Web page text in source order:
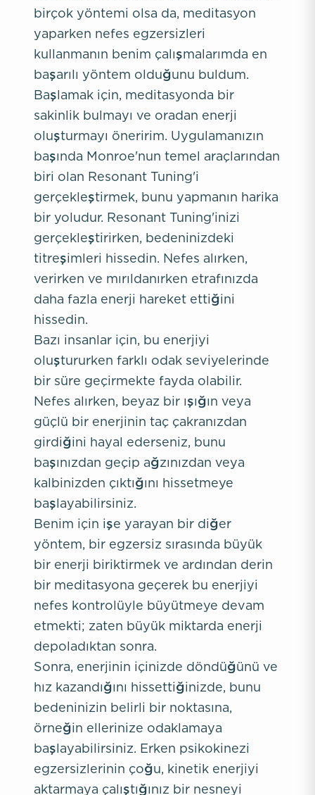
birçok yöntemi olsa da, meditasyon
yaparken nefes egzersizleri
kullanmanın benim çalışmalarımda en
başarılı yöntem olduğunu buldum.
Başlamak için, meditasyonda bir
sakinlik bulmayı ve oradan enerji
oluşturmayı öneririm. Uygulamanızın
başında Monroe'nun temel araçlarından
biri olan Resonant Tuning'i
gerçekleştirmek, bunu yapmanın harika
bir yoludur. Resonant Tuning'inizi
gerçekleştirirken, bedeninizdeki
titreşimleri hissedin. Nefes alırken,
verirken ve mırıldanırken etrafınızda
daha fazla enerji hareket ettiğini
hissedin.
Bazı insanlar için, bu enerjiyi
oluştururken farklı odak seviyelerinde
bir süre geçirmekte fayda olabilir.
Nefes alırken, beyaz bir ışığın veya
güçlü bir enerjinin taç çakranızdan
girdiğini hayal ederseniz, bunu
başınızdan geçip ağzınızdan veya
kalbinizden çıktığını hissetmeye
başlayabilirsiniz.
Benim için işe yarayan bir diğer
yöntem, bir egzersiz sırasında büyük
bir enerji biriktirmek ve ardından derin
bir meditasyona geçerek bu enerjiyi
nefes kontrolüyle büyütmeye devam
etmekti; zaten büyük miktarda enerji
depoladıktan sonra.
Sonra, enerjinin içinizde döndüğünü ve
hız kazandığını hissettiğinizde, bunu
bedeninizin belirli bir noktasına,
örneğin ellerinize odaklamaya
başlayabilirsiniz. Erken psikokinezi
egzersizlerinin çoğu, kinetik enerjiyi
aktarmaya çalıştığınız bir nesneyi